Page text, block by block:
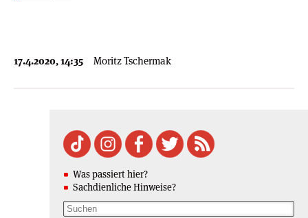
17.4.2020, 14:35 Moritz Tschermak
Was passiert hier?
Sachdienliche Hinweise?